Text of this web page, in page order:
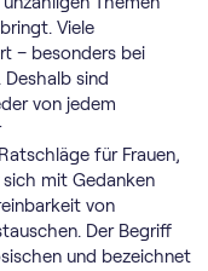
Viele
– besonders bei
sind
von jedem
für Frauen,
mit Gedanken
von
Der Begriff
und bezeichnet